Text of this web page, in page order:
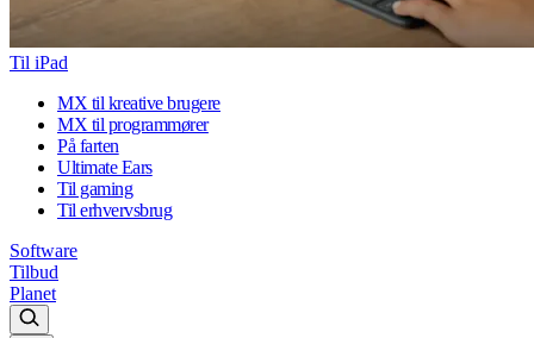
Til iPad
MX til kreative brugere
MX til programmører
På farten
Ultimate Ears
Til gaming
Til erhvervsbrug
Software
Tilbud
Planet